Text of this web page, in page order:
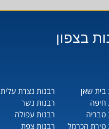
בצפון
בית שאן
חיפה
טבריה
טירת הכרמל
רבנות נצרת עלית
רבנות נשר
רבנות עפולה
רבנות צפת